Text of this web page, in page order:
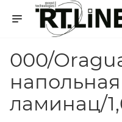
000/
напольная
ламинац/